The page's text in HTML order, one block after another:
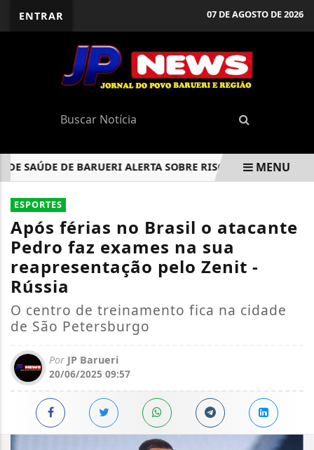
ENTRAR 07 DE AGOSTO DE 2026
DE BARUERI ALERTA SOBRE RISCOS DO CONTATO COM
EM ALTA
MENU
ESPORTES
Após férias no Brasil o atacante
Pedro faz exames na sua
reapresentação pelo Zenit -
Rússia
O centro de treinamento fica na cidade
de São Petersburgo
Por JP Barueri
20/06/2025 09:57